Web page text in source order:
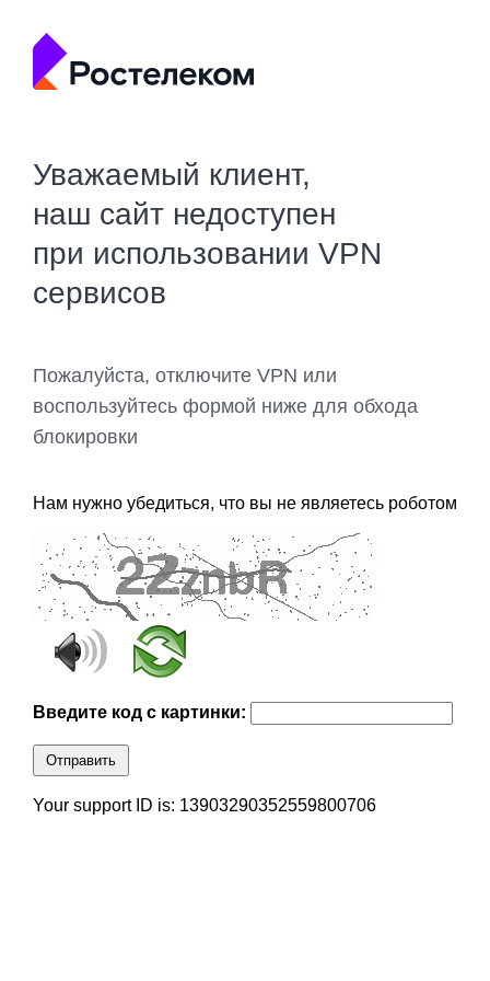
Уважаемый клиент,
наш сайт недоступен
при использовании VPN
сервисов
Пожалуйста, отключите VPN или
воспользуйтесь формой ниже для обхода
блокировки
Нам нужно убедиться, что вы не являетесь роботом
Введите код с картинки:
Отправить
Your support ID is: 13903290352559800706